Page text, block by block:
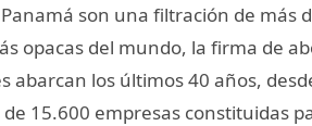
son una filtración de más
opacas del mundo, la firma de
abarcan los últimos 40 años,
15.600 empresas constituidas